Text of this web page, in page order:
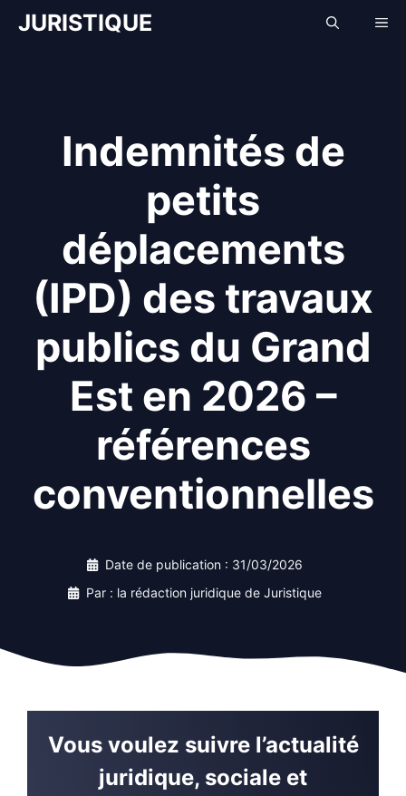
AllerJURISTIQUE
Indemnités de
petits
déplacements
(IPD) des travaux
publics du Grand
Est en 2026 –
références
conventionnelles
Date de publication : 31/03/2026
Par : la rédaction juridique de Juristique
Vous voulez suivre l’actualité
juridique, sociale et